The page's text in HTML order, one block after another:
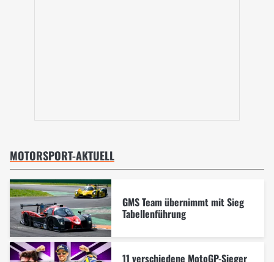
MOTORSPORT-AKTUELL
GMS Team übernimmt mit Sieg
Tabellenführung
11 verschiedene MotoGP-Sieger